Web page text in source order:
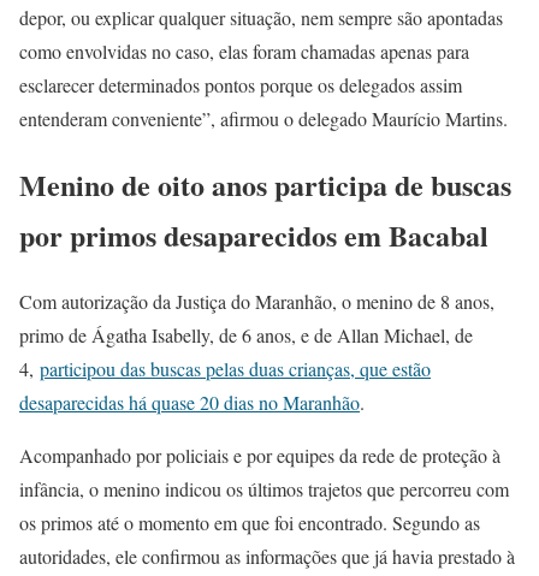
depor, ou explicar qualquer situação, nem sempre são apontadas
como envolvidas no caso, elas foram chamadas apenas para
esclarecer determinados pontos porque os delegados assim
entenderam conveniente”, afirmou o delegado Maurício Martins.
Menino de oito anos participa de buscas
por primos desaparecidos em Bacabal
Com autorização da Justiça do Maranhão, o menino de 8 anos,
primo de Ágatha Isabelly, de 6 anos, e de Allan Michael, de
4, participou das buscas pelas duas crianças, que estão
desaparecidas há quase 20 dias no Maranhão.
Acompanhado por policiais e por equipes da rede de proteção à
infância, o menino indicou os últimos trajetos que percorreu com
os primos até o momento em que foi encontrado. Segundo as
autoridades, ele confirmou as informações que já havia prestado à